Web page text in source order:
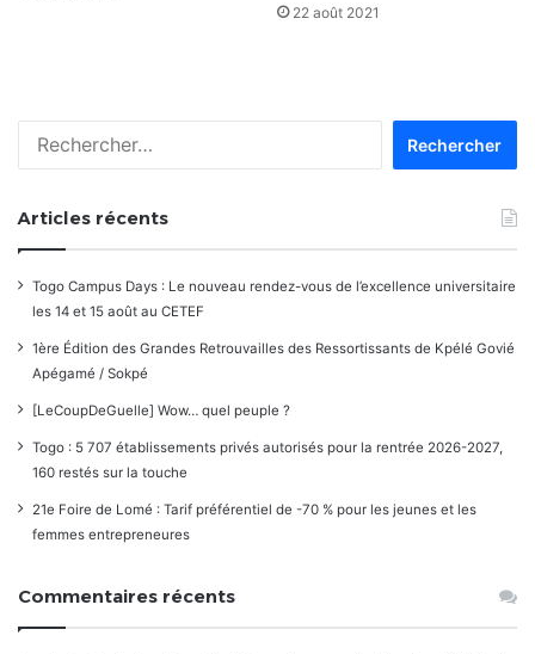
22 août 2021
Articles récents
Togo Campus Days : Le nouveau rendez-vous de l’excellence universitaire
les 14 et 15 août au CETEF
1ère Édition des Grandes Retrouvailles des Ressortissants de Kpélé Govié
Apégamé / Sokpé
[LeCoupDeGuelle] Wow… quel peuple ?
Togo : 5 707 établissements privés autorisés pour la rentrée 2026-2027,
160 restés sur la touche
21e Foire de Lomé : Tarif préférentiel de -70 % pour les jeunes et les
femmes entrepreneures
Commentaires récents